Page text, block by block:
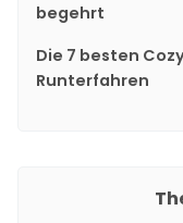
begehrt
Die 7 besten
Runterfahren